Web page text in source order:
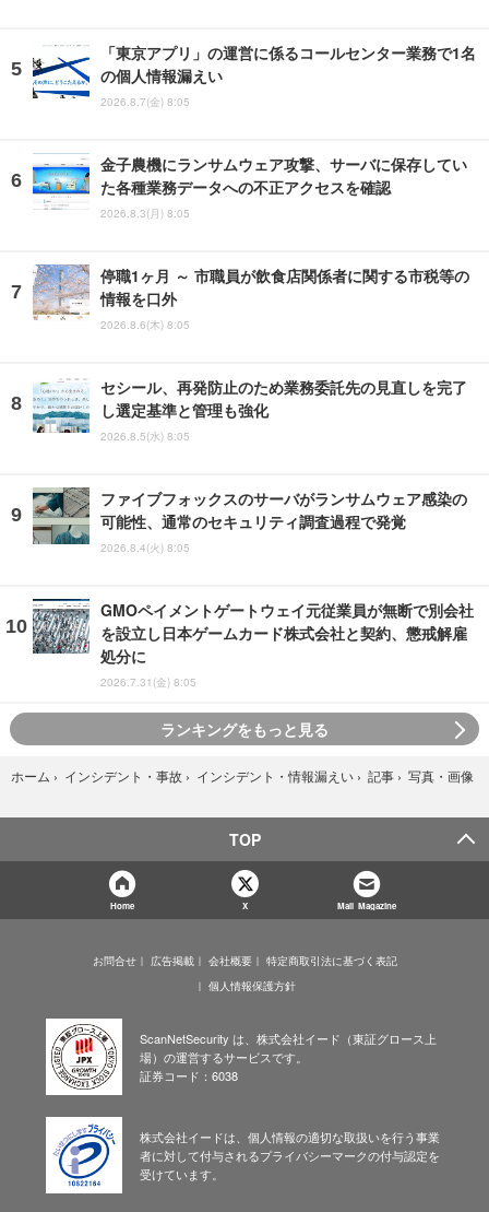
「東京アプリ」の運営に係るコールセンター業務で1名
の個人情報漏えい
2026.8.7(金) 8:05
金子農機にランサムウェア攻撃、サーバに保存してい
た各種業務データへの不正アクセスを確認
2026.8.3(月) 8:05
停職1ヶ月 ～ 市職員が飲食店関係者に関する市税等の
情報を口外
2026.8.6(木) 8:05
セシール、再発防止のため業務委託先の見直しを完了
し選定基準と管理も強化
2026.8.5(水) 8:05
ファイブフォックスのサーバがランサムウェア感染の
可能性、通常のセキュリティ調査過程で発覚
2026.8.4(火) 8:05
GMOペイメントゲートウェイ元従業員が無断で別会社
を設立し日本ゲームカード株式会社と契約、懲戒解雇
処分に
2026.7.31(金) 8:05
ランキングをもっと見る
ホーム › インシデント・事故 › インシデント・情報漏えい › 記事 › 写真・画像
TOP
Home X Mail Magazine
お問合せ 広告掲載 会社概要
特定商取引法に基づく表記
個人情報保護方針
ScanNetSecurity は、株式会社イード（東証グロース上
場）の運営するサービスです。
証券コード：6038
株式会社イードは、個人情報の適切な取扱いを行う事業
者に対して付与されるプライバシーマークの付与認定を
受けています。